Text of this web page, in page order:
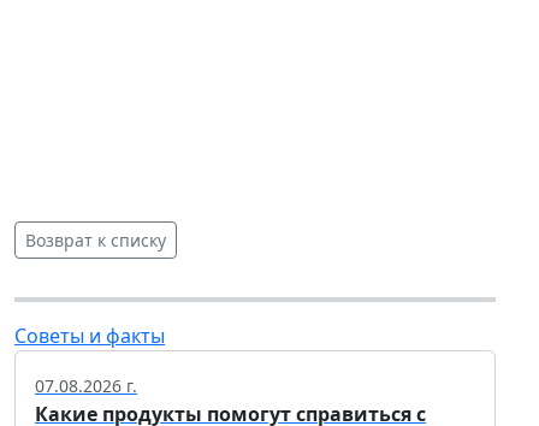
Возврат к списку
Советы и факты
07.08.2026 г.
Какие продукты помогут справиться с